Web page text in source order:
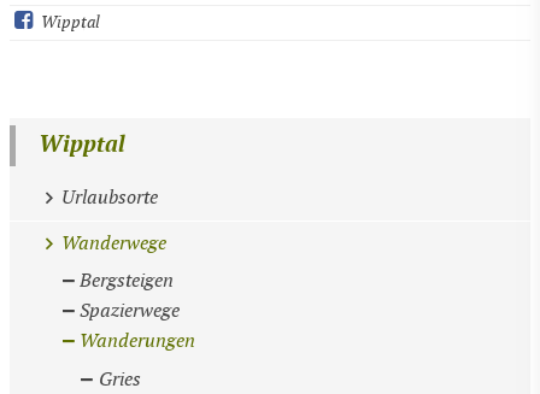
Wipptal
Wipptal
Urlaubsorte
Wanderwege
Bergsteigen
Spazierwege
Wanderungen
Gries